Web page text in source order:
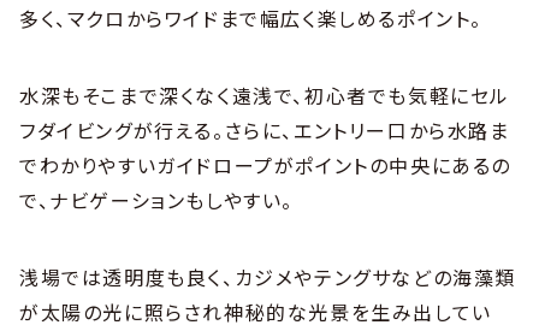
多く、マクロからワイドまで幅広く楽しめるポイント。
水深もそこまで深くなく遠浅で、初心者でも気軽にセル
フダイビングが行える。さらに、エントリー口から水路ま
でわかりやすいガイドロープがポイントの中央にあるの
で、ナビゲーションもしやすい。
浅場では透明度も良く、カジメやテングサなどの海藻類
が太陽の光に照らされ神秘的な光景を生み出してい